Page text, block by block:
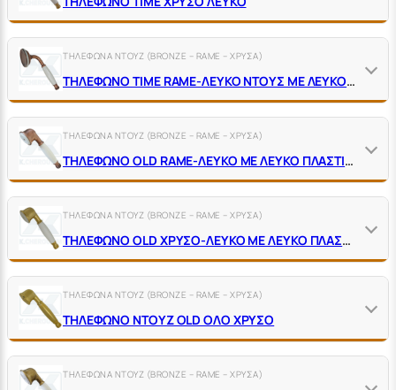
ΤΗΛΕΦΩΝΑ ΝΤΟΥΖ (BRONZE – RAME – ΧΡΥΣΑ)
ΤΗΛΕΦΩΝΟ ΤΙΜΕ RΑΜΕ-ΛΕΥΚΟ ΝΤΟΥΣ ΜΕ ΛΕΥΚΟ Ο-RΙΝG ΠΡΟΣΤΑΣΙΑΣ
ΤΗΛΕΦΩΝΑ ΝΤΟΥΖ (BRONZE – RAME – ΧΡΥΣΑ)
ΤΗΛΕΦΩΝΟ OLD RAME-ΛΕΥΚΟ ΜΕ ΛΕΥΚΟ ΠΛΑΣΤΙΚΟ ΦΙΛΤΡΟ ΝΤΟΥΖ
ΤΗΛΕΦΩΝΑ ΝΤΟΥΖ (BRONZE – RAME – ΧΡΥΣΑ)
ΤΗΛΕΦΩΝΟ OLD ΧΡΥΣΟ-ΛΕΥΚΟ ΜΕ ΛΕΥΚΟ ΠΛΑΣΤΙΚΟ ΦΙΛΤΡΟ ΝΤΟΥΖ
ΤΗΛΕΦΩΝΑ ΝΤΟΥΖ (BRONZE – RAME – ΧΡΥΣΑ)
ΤΗΛΕΦΩΝΟ ΝΤΟΥΖ OLD ΟΛΟ ΧΡΥΣΟ
ΤΗΛΕΦΩΝΑ ΝΤΟΥΖ (BRONZE – RAME – ΧΡΥΣΑ)